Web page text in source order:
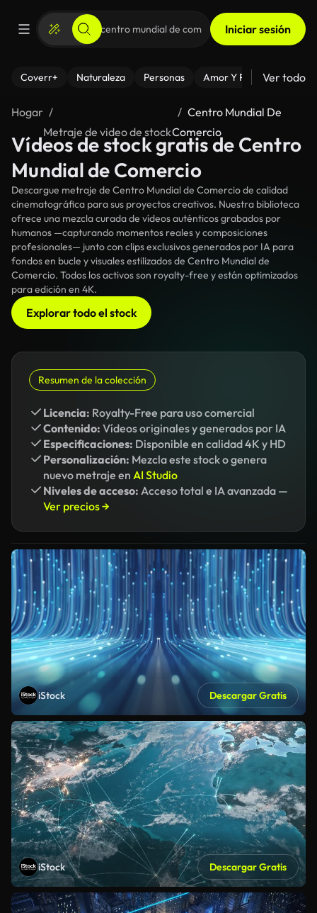
Iniciar sesión
Coverr+ Naturaleza Personas Amor Y Relaciones
Ver todo
Hogar
Metraje de video de stock
Centro Mundial De
Comercio
Vídeos de stock gratis de Centro
Mundial de Comercio
Descargue metraje de Centro Mundial de Comercio de calidad
cinematográfica para sus proyectos creativos. Nuestra biblioteca
ofrece una mezcla curada de vídeos auténticos grabados por
humanos —capturando momentos reales y composiciones
profesionales— junto con clips exclusivos generados por IA para
fondos en bucle y visuales estilizados de Centro Mundial de
Comercio. Todos los activos son royalty-free y están optimizados
para edición en 4K.
Explorar todo el stock
Resumen de la colección
Licencia: Royalty-Free para uso comercial
Contenido: Vídeos originales y generados por IA
Especificaciones: Disponible en calidad 4K y HD
Personalización: Mezcla este stock o genera
nuevo metraje en AI Studio
Niveles de acceso: Acceso total e IA avanzada —
Ver precios →
iStock Descargar Gratis
iStock Descargar Gratis